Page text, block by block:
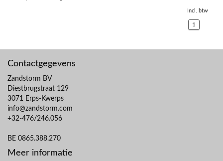
Incl. btw
1
Contactgegevens
Zandstorm BV
Diestbrugstraat 129
3071 Erps-Kwerps
info@zandstorm.com
+32-476/246.056
BE 0865.388.270
Meer informatie